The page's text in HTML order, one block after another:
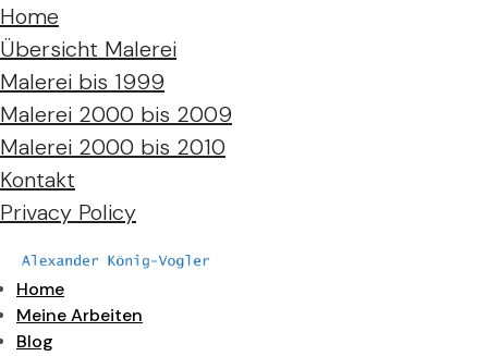
Home
Übersicht Malerei
Malerei bis 1999
Malerei 2000 bis 2009
Malerei 2000 bis 2010
Kontakt
Privacy Policy
Home
Meine Arbeiten
Blog